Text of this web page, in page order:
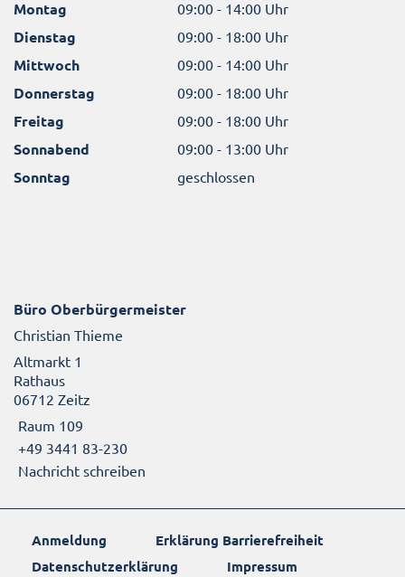
Montag 09:00 - 14:00 Uhr
Dienstag 09:00 - 18:00 Uhr
Mittwoch 09:00 - 14:00 Uhr
Donnerstag 09:00 - 18:00 Uhr
Freitag 09:00 - 18:00 Uhr
Sonnabend 09:00 - 13:00 Uhr
Sonntag geschlossen
Büro Oberbürgermeister
Christian Thieme
Altmarkt 1
Rathaus
06712 Zeitz
Raum 109
+49 3441 83-230
Nachricht schreiben
Anmeldung
Erklärung Barrierefreiheit
Datenschutzerklärung
Impressum